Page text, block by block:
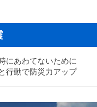
にあわてないために
行動で防災力アップ